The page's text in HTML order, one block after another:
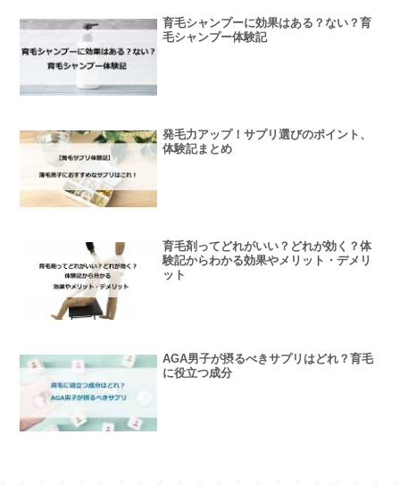
育毛シャンプーに効果はある？ない？育
毛シャンプー体験記
発毛力アップ！サプリ選びのポイント、
体験記まとめ
育毛剤ってどれがいい？どれが効く？体
験記からわかる効果やメリット・デメリ
ット
AGA男子が摂るべきサプリはどれ？育毛
に役立つ成分